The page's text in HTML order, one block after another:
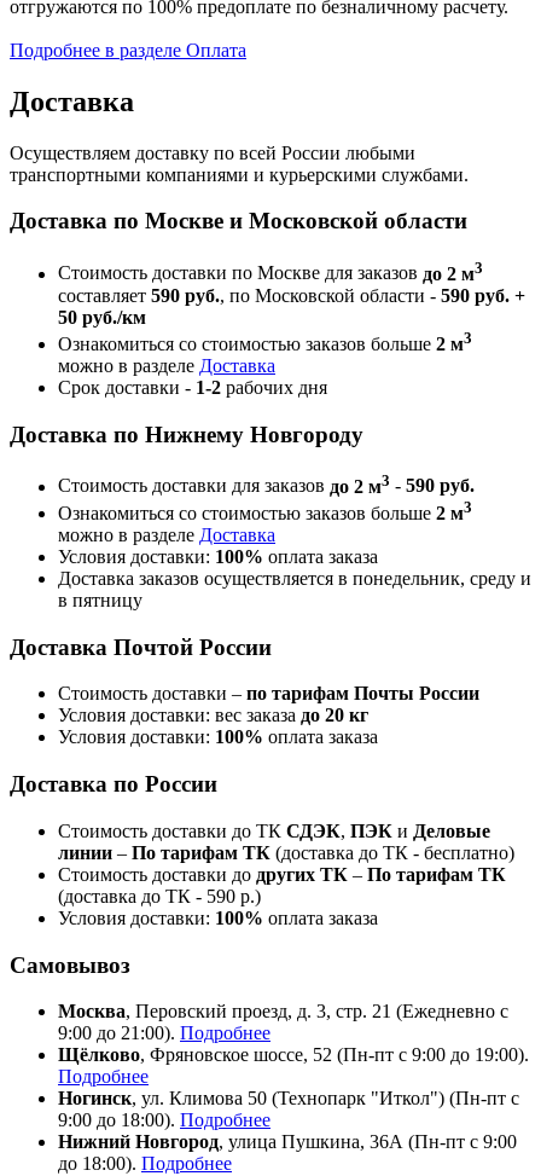
отгружаются по 100% предоплате по безналичному расчету.
Подробнее в разделе Оплата
Доставка
Осуществляем доставку по всей России любыми
транспортными компаниями и курьерскими службами.
Доставка по Москве и Московской области
Стоимость доставки по Москве для заказов до 2 м3
составляет 590 руб., по Московской области - 590 руб. +
50 руб./км
Ознакомиться со стоимостью заказов больше 2 м3
можно в разделе Доставка
Срок доставки - 1-2 рабочих дня
Доставка по Нижнему Новгороду
Стоимость доставки для заказов до 2 м3 - 590 руб.
Ознакомиться со стоимостью заказов больше 2 м3
можно в разделе Доставка
Условия доставки: 100% оплата заказа
Доставка заказов осуществляется в понедельник, среду и
в пятницу
Доставка Почтой России
Стоимость доставки – по тарифам Почты России
Условия доставки: вес заказа до 20 кг
Условия доставки: 100% оплата заказа
Доставка по России
Стоимость доставки до ТК СДЭК, ПЭК и Деловые
линии – По тарифам ТК (доставка до ТК - бесплатно)
Стоимость доставки до других ТК – По тарифам ТК
(доставка до ТК - 590 р.)
Условия доставки: 100% оплата заказа
Самовывоз
Москва, Перовский проезд, д. 3, стр. 21 (Ежедневно с
9:00 до 21:00). Подробнее
Щёлково, Фряновское шоссе, 52 (Пн-пт с 9:00 до 19:00).
Подробнее
Ногинск, ул. Климова 50 (​Технопарк "Иткол") (Пн-пт с
9:00 до 18:00). Подробнее
Нижний Новгород, улица Пушкина, 36А (Пн-пт с 9:00
до 18:00). Подробнее